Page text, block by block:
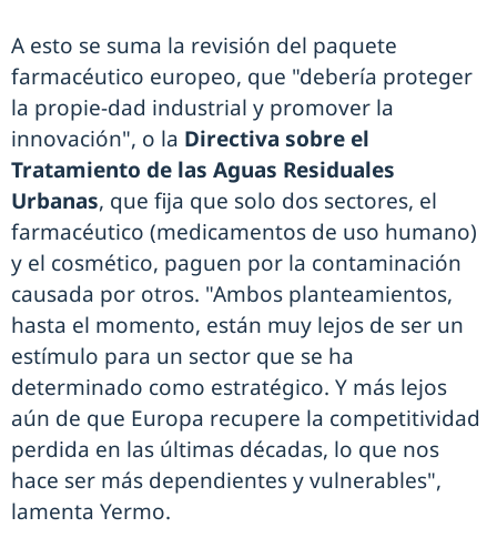
A esto se suma la revisión del paquete
farmacéutico europeo, que "debería proteger
la propie-dad industrial y promover la
innovación", o la Directiva sobre el
Tratamiento de las Aguas Residuales
Urbanas, que fija que solo dos sectores, el
farmacéutico (medicamentos de uso humano)
y el cosmético, paguen por la contaminación
causada por otros. "Ambos planteamientos,
hasta el momento, están muy lejos de ser un
estímulo para un sector que se ha
determinado como estratégico. Y más lejos
aún de que Europa recupere la competitividad
perdida en las últimas décadas, lo que nos
hace ser más dependientes y vulnerables",
lamenta Yermo.